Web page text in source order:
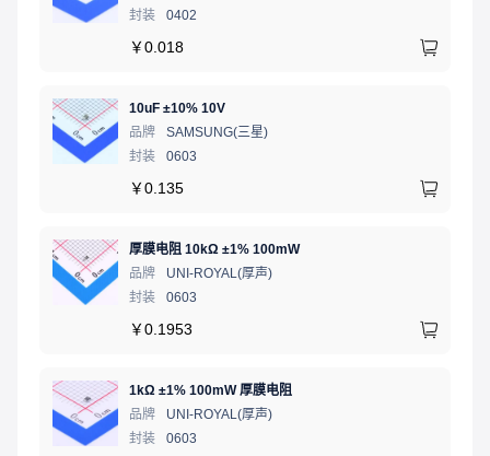
封装
0402
￥0.018
10uF ±10% 10V
品牌
SAMSUNG(三星)
封装
0603
￥0.135
厚膜电阻 10kΩ ±1% 100mW
品牌
UNI-ROYAL(厚声)
封装
0603
￥0.1953
1kΩ ±1% 100mW 厚膜电阻
品牌
UNI-ROYAL(厚声)
封装
0603